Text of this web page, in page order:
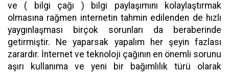
ve ( bilgi çağı ) bilgi paylaşımını kolaylaştırmak
olmasına rağmen internetin tahmin edilenden de hızlı
yaygınlaşması birçok sorunları da beraberinde
getirmiştir. Ne yaparsak yapalım her şeyin fazlası
zarardır. İnternet ve teknoloji çağının en önemli sorunu
aşırı kullanıma ve yeni bir bağımlılık türü olarak